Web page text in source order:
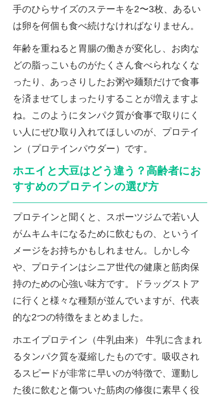
手のひらサイズのステーキを2〜3枚、あるい
は卵を何個も食べ続けなければなりません。
年齢を重ねると胃腸の働きが変化し、お肉な
どの脂っこいものがたくさん食べられなくな
ったり、あっさりしたお粥や麺類だけで食事
を済ませてしまったりすることが増えますよ
ね。このようにタンパク質が食事で取りにく
い人にぜひ取り入れてほしいのが、プロテイ
ン（プロテインパウダー）です。
ホエイと大豆はどう違う？高齢者にお
すすめのプロテインの選び方
プロテインと聞くと、スポーツジムで若い人
がムキムキになるために飲むもの、というイ
メージをお持ちかもしれません。しかし今
や、プロテインはシニア世代の健康と筋肉保
持のための心強い味方です。ドラッグストア
に行くと様々な種類が並んでいますが、代表
的な2つの特徴をまとめました。
ホエイプロテイン（牛乳由来） 牛乳に含まれ
るタンパク質を凝縮したものです。吸収され
るスピードが非常に早いのが特徴で、運動し
た後に飲むと傷ついた筋肉の修復に素早く役